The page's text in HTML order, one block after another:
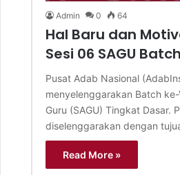
Admin 0 64
Hal Baru dan
Sesi 06 SAGU
Pusat Adab Nasional
menyelenggarakan Batch
Guru (SAGU) Tingkat Dasar.
diselenggarakan dengan
Read More »